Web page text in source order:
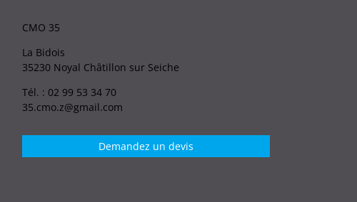
CMO 35
La Bidois
35230 Noyal Châtillon sur Seiche
Tél. : 02 99 53 34 70
35.cmo.z@gmail.com
Demandez un devis